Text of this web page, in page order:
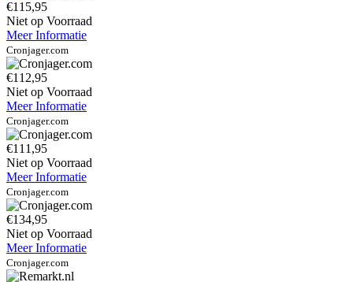
€115,95
Niet op Voorraad
Meer Informatie
Cronjager.com
€112,95
Niet op Voorraad
Meer Informatie
Cronjager.com
€111,95
Niet op Voorraad
Meer Informatie
Cronjager.com
€134,95
Niet op Voorraad
Meer Informatie
Cronjager.com